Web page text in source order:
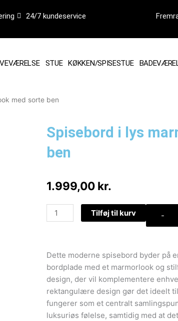
24/7 kundeservice
STUE KØKKEN/SPISESTUE
med sorte ben
Spisebord i lys
ben
1.999,00 kr.
-
Spisebord
i
med
sorte
ben
antal
Tilføj til kurv
Dette moderne spisebord byder på
bordplade med et marmorlook og
design, der vil komplementere
rektangulære design gør det ideelt
fungerer som et centralt
luksuriøs følelse, samtidig med at